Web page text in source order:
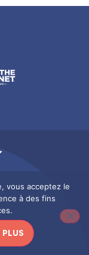
vous acceptez le
à des fins
PLUS